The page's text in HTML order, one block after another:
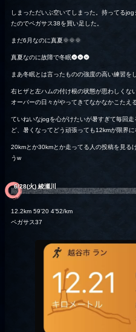
しまっただいぶ空いてしまった。持ってる
たのでペガサス38を買い足した。
まだ6月なのに真夏🌞🌞🌞
真夏なのに故障で冬眠🌚🌚🌚
まあ冬眠とは言ったものの強度の高い練習を
右ヒザと左ハムの付け根の状態が思わしく
オーバーの日々がやってきてなかなかこたえる
ていねいなjogを心がけたいが暑すぎて毎回
ど、暑くなってどう頑張っても12kmが限界に
20kmとか30kmとか走ってる人の投稿を見る
うw
6/28(火) 綾瀬川
12.2km 59’20 4’52/km
ペガサス37